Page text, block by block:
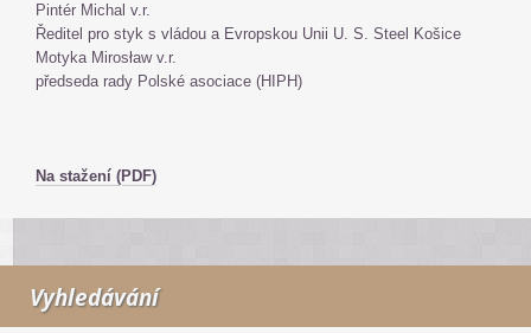
Pintér Michal v.r.
Ředitel pro styk s vládou a Evropskou Unii U. S. Steel Košice
Motyka Mirosław v.r.
předseda rady Polské asociace (HIPH)
Na stažení (PDF)
Vyhledávání